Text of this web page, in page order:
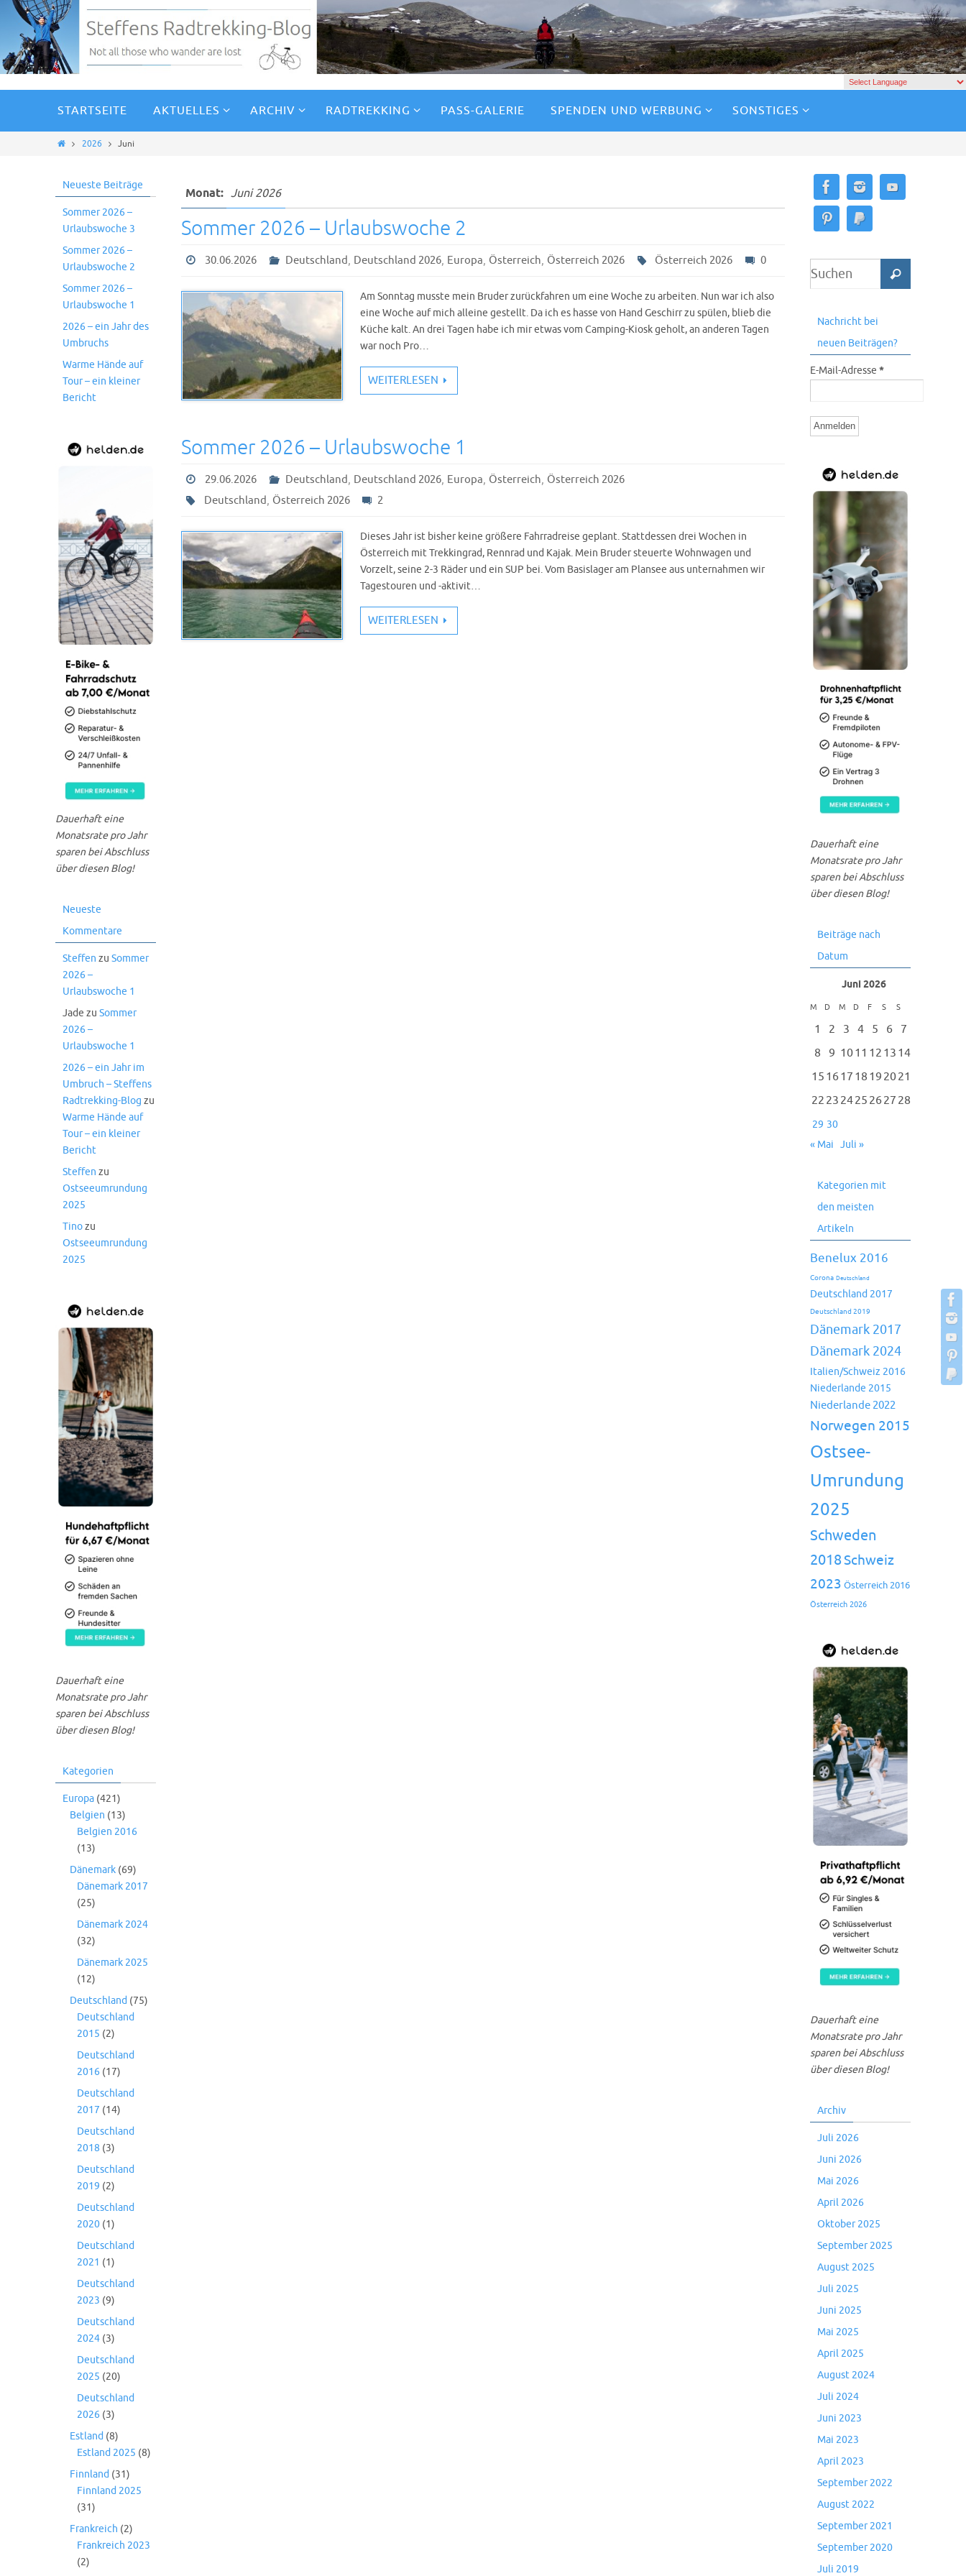
STARTSEITE AKTUELLES ARCHIV RADTREKKING PASS-GALERIE SPENDEN UND WERBUNG SONSTIGES
2026 Juni
Monat: Juni 2026
Sommer 2026 – Urlaubswoche 2
30.06.2026 Deutschland, Deutschland 2026, Europa, Österreich, Österreich 2026 Österreich 2026 0
Am Sonntag musste mein Bruder zurückfahren um eine Woche zu arbeiten. Nun war ich also
eine Woche auf mich alleine gestellt. Da ich es hasse von Hand Geschirr zu spülen, blieb die
Küche kalt. An drei Tagen habe ich mir etwas vom Camping-Kiosk geholt, an anderen Tagen
war noch Pro…
WEITERLESEN
Sommer 2026 – Urlaubswoche 1
29.06.2026 Deutschland, Deutschland 2026, Europa, Österreich, Österreich 2026
Deutschland, Österreich 2026 2
Dieses Jahr ist bisher keine größere Fahrradreise geplant. Stattdessen drei Wochen in
Österreich mit Trekkingrad, Rennrad und Kajak. Mein Bruder steuerte Wohnwagen und
Vorzelt, seine 2-3 Räder und ein SUP bei. Vom Basislager am Plansee aus unternahmen wir
Tagestouren und -aktivit…
WEITERLESEN
Neueste Beiträge
Sommer 2026 –
Urlaubswoche 3
Sommer 2026 –
Urlaubswoche 2
Sommer 2026 –
Urlaubswoche 1
2026 – ein Jahr des
Umbruchs
Warme Hände auf
Tour – ein kleiner
Bericht
Dauerhaft eine
Monatsrate pro Jahr
sparen bei Abschluss
über diesen Blog!
Neueste
Kommentare
Steffen zu Sommer
2026 –
Urlaubswoche 1
Jade zu Sommer
2026 –
Urlaubswoche 1
2026 – ein Jahr im
Umbruch – Steffens
Radtrekking-Blog zu
Warme Hände auf
Tour – ein kleiner
Bericht
Steffen zu
Ostseeumrundung
2025
Tinozu
Ostseeumrundung
2025
Dauerhaft eine
Monatsrate pro Jahr
sparen bei Abschluss
über diesen Blog!
Kategorien
Europa (421)
Belgien (13)
Belgien 2016
(13)
Dänemark (69)
Dänemark 2017
(25)
Dänemark 2024
(32)
Dänemark 2025
(12)
Deutschland (75)
Deutschland
2015 (2)
Deutschland
2016 (17)
Deutschland
2017 (14)
Deutschland
2018 (3)
Deutschland
2019 (2)
Deutschland
2020 (1)
Deutschland
2021 (1)
Deutschland
2023 (9)
Deutschland
2024 (3)
Deutschland
2025 (20)
Deutschland
2026 (3)
Estland (8)
Estland 2025 (8)
Finnland (31)
Finnland 2025
(31)
Frankreich (2)
Frankreich 2023
(2)
Nachricht bei
neuen Beiträgen?
E-Mail-Adresse *
Dauerhaft eine
Monatsrate pro Jahr
sparen bei Abschluss
über diesen Blog!
Beiträge nach
Datum
Juni 2026
M D M D F S S
1 2 3 4 5 6 7
8 9 1011 12 13 14
15 1617 18 19 2021
22 23 2425 2627 28
29 30
« Mai Juli »
Kategorien mit
den meisten
Artikeln
Benelux 2016
Corona Deutschland
Deutschland 2017
Deutschland 2019
Dänemark 2017
Dänemark 2024
Italien/Schweiz 2016
Niederlande 2015
Niederlande 2022
Norwegen 2015
Ostsee-
Umrundung
2025
Schweden
2018Schweiz
2023 Österreich 2016
Österreich 2026
Dauerhaft eine
Monatsrate pro Jahr
sparen bei Abschluss
über diesen Blog!
Archiv
Juli 2026
Juni 2026
Mai 2026
April 2026
Oktober 2025
September 2025
August 2025
Juli 2025
Juni 2025
Mai 2025
April 2025
August 2024
Juli 2024
Juni 2023
Mai 2023
April 2023
September 2022
August 2022
September 2021
September 2020
Juli 2019